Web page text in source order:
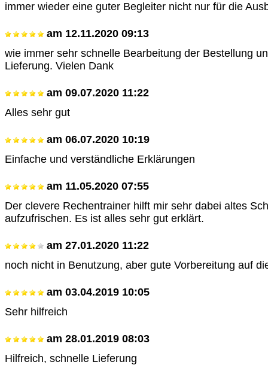
immer wieder eine guter Begleiter nicht nur für die
am 12.11.2020 09:13
wie immer sehr schnelle Bearbeitung der Bestellung
Lieferung. Vielen Dank
am 09.07.2020 11:22
Alles sehr gut
am 06.07.2020 10:19
Einfache und verständliche Erklärungen
am 11.05.2020 07:55
Der clevere Rechentrainer hilft mir sehr dabei altes
aufzufrischen. Es ist alles sehr gut erklärt.
am 27.01.2020 11:22
noch nicht in Benutzung, aber gute Vorbereitung auf
am 03.04.2019 10:05
Sehr hilfreich
am 28.01.2019 08:03
Hilfreich, schnelle Lieferung